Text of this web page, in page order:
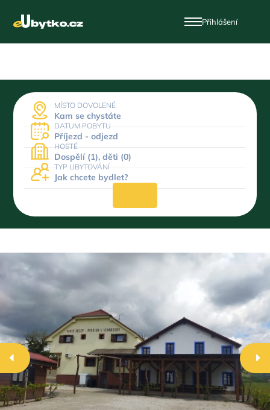
Přihlášení
MÍSTO DOVOLENÉ
Kam se chystáte
DATUM POBYTU
Příjezd - odjezd
HOSTÉ
Dospělí (1), děti (0)
TYP UBYTOVÁNÍ
Jak chcete bydlet?